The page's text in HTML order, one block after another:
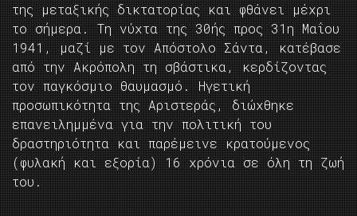
της μεταξικής δικτατορίας και φθάνει μέχρι
το σήμερα. Τη νύχτα της 30ής προς 31η Μαΐου
1941, μαζί με τον Απόστολο Σάντα, κατέβασε
από την Ακρόπολη τη σβάστικα, κερδίζοντας
τον παγκόσμιο θαυμασμό. Ηγετική
προσωπικότητα της Αριστεράς, διώχθηκε
επανειλημμένα για την πολιτική του
δραστηριότητα και παρέμεινε κρατούμενος
(φυλακή και εξορία) 16 χρόνια σε όλη τη ζωή
του.